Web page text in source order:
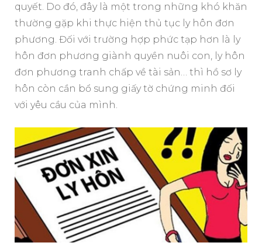
quyết. Do đó, đây là một trong những khó khăn
thường gặp khi thực hiện thủ tục ly hôn đơn
phương. Đối với trường hợp phức tạp hơn là ly
hôn đơn phương giành quyền nuôi con, ly hôn
đơn phương tranh chấp về tài sản… thì hồ sơ ly
hôn còn cần bổ sung giấy tờ chứng minh đối
với yêu cầu của mình.